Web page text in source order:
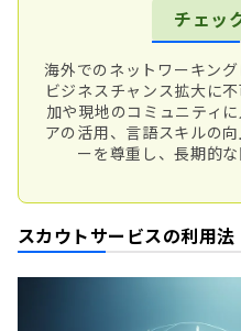
チェッ
海外でのネットワーキン
ビジネスチャンス拡大に
加や現地のコミュニティ
アの活用、言語スキルの
ーを尊重し、長期的な
スカウトサービスの利用法